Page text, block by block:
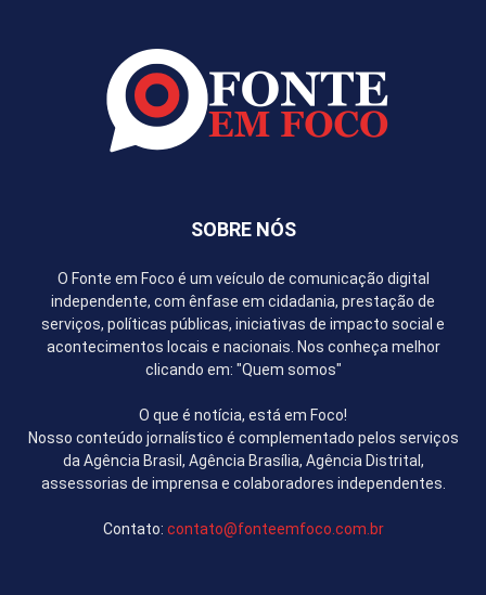
SOBRE NÓS
O Fonte em Foco é um veículo de comunicação digital
independente, com ênfase em cidadania, prestação de
serviços, políticas públicas, iniciativas de impacto social e
acontecimentos locais e nacionais. Nos conheça melhor
clicando em: "Quem somos"
O que é notícia, está em Foco!
Nosso conteúdo jornalístico é complementado pelos serviços
da Agência Brasil, Agência Brasília, Agência Distrital,
assessorias de imprensa e colaboradores independentes.
Contato: contato@fonteemfoco.com.br